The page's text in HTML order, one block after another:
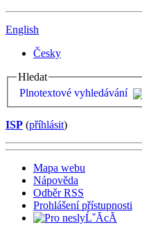
English
Česky
Hledat
Plnotextové vyhledávání
ISP (příhlásit)
Mapa webu
Nápověda
Odběr RSS
Prohlášení přístupnosti